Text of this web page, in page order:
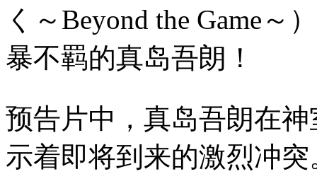
く～Beyond the Game
暴不羁的真岛吾朗！
预告片中，真岛吾朗在
示着即将到来的激烈冲突